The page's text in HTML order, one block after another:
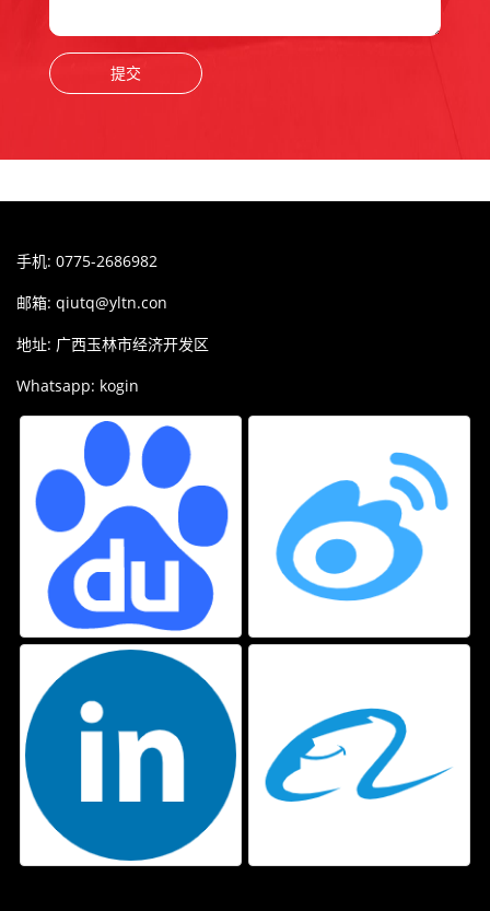
提交
手机: 0775-2686982
邮箱: qiutq@yltn.con
地址: 广西玉林市经济开发区
Whatsapp: kogin